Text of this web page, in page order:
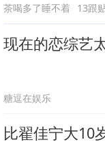
茶喝多了睡不着 13跟
现在的恋综艺
糖逗在娱乐
比翟佳宁大10